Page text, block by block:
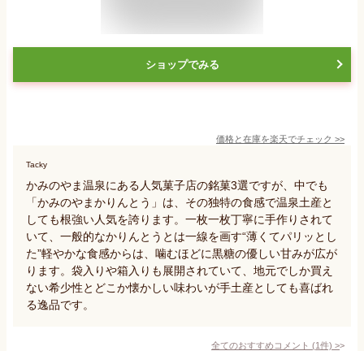
ショップでみる
価格と在庫を楽天でチェック >>
Tacky
かみのやま温泉にある人気菓子店の銘菓3選ですが、中でも
「かみのやまかりんとう」は、その独特の食感で温泉土産と
しても根強い人気を誇ります。一枚一枚丁寧に手作りされて
いて、一般的なかりんとうとは一線を画す“薄くてパリッとし
た”軽やかな食感からは、噛むほどに黒糖の優しい甘みが広が
ります。袋入りや箱入りも展開されていて、地元でしか買え
ない希少性とどこか懐かしい味わいが手土産としても喜ばれ
る逸品です。
全てのおすすめコメント (1件) >